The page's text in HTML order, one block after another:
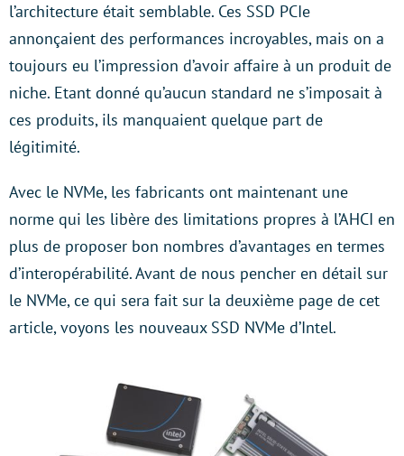
l’architecture était semblable. Ces SSD PCIe
annonçaient des performances incroyables, mais on a
toujours eu l’impression d’avoir affaire à un produit de
niche. Etant donné qu’aucun standard ne s’imposait à
ces produits, ils manquaient quelque part de
légitimité.
Avec le NVMe, les fabricants ont maintenant une
norme qui les libère des limitations propres à l’AHCI en
plus de proposer bon nombres d’avantages en termes
d’interopérabilité. Avant de nous pencher en détail sur
le NVMe, ce qui sera fait sur la deuxième page de cet
article, voyons les nouveaux SSD NVMe d’Intel.